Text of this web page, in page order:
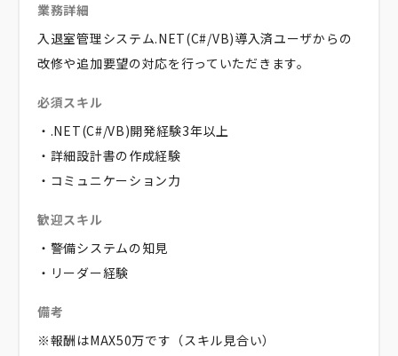
業務詳細
入退室管理システム.NET(C#/VB)導入済ユーザからの
改修や追加要望の対応を行っていただきます。
必須スキル
・.NET(C#/VB)開発経験3年以上
・詳細設計書の作成経験
・コミュニケーション力
歓迎スキル
・警備システムの知見
・リーダー経験
備考
※報酬はMAX50万です（スキル見合い）